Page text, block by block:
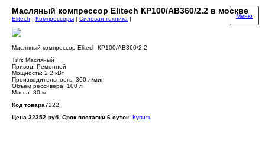
Масляный компрессор Elitech КР100/АВ360/2.2 в москве
Меню
Elitech | Компрессоры | Силовая техника |
Масляный компрессор Elitech КР100/АВ360/2.2
Тип: Масляный
Привод: Ременной
Мощность: 2.2 кВт
Производительность: 360 л/мин
Объем рессивера: 100 л
Масса: 80 кг
Код товара7222
Цена 32352 руб. Срок поставки 6 суток. Купить